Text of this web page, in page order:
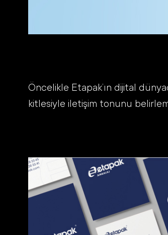
Öncelikle Etapak’ın dijital
kitlesiyle iletişim tonunu